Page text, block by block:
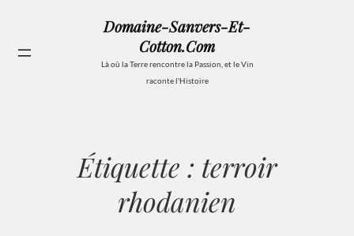
contenu
Domaine-Sanvers-Et-
Cotton.com
Là où la Terre rencontre la Passion, et le Vin
raconte l'Histoire
Étiquette : terroir
rhodanien